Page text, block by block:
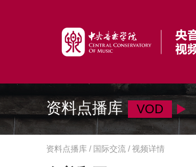
资料点播库 VOD
资料点播库 / 国际交流 / 视频详情